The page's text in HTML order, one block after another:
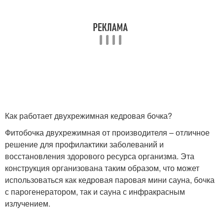
Как работает двухрежимная кедровая бочка?
Фитобочка двухрежимная от производителя – отличное
решение для профилактики заболеваний и
восстановления здорового ресурса организма. Эта
конструкция организована таким образом, что может
использоваться как кедровая паровая мини сауна, бочка
с парогенератором, так и сауна с инфракрасным
излучением.